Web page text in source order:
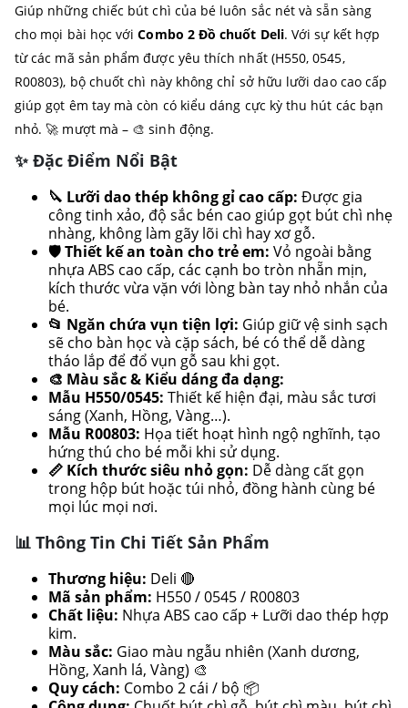
Giúp những chiếc bút chì của bé luôn sắc nét và sẵn sàng
cho mọi bài học vớiCombo 2 Đồ chuốt Deli. Với sự kết hợp
từ các mã sản phẩm được yêu thích nhất (H550, 0545,
R00803), bộ chuốt chì này không chỉ sở hữu lưỡi dao cao cấp
giúp gọt êm tay mà còn có kiểu dáng cực kỳ thu hút các bạn
nhỏ. 🚀 mượt mà – 🎨 sinh động.
✨ Đặc Điểm Nổi Bật
🔪 Lưỡi dao thép không gỉ cao cấp: Được gia
công tinh xảo, độ sắc bén cao giúp gọt bút chì nhẹ
nhàng, không làm gãy lõi chì hay xơ gỗ.
🛡️ Thiết kế an toàn cho trẻ em: Vỏ ngoài bằng
nhựa ABS cao cấp, các cạnh bo tròn nhẵn mịn,
kích thước vừa vặn với lòng bàn tay nhỏ nhắn của
bé.
📂 Ngăn chứa vụn tiện lợi: Giúp giữ vệ sinh sạch
sẽ cho bàn học và cặp sách, bé có thể dễ dàng
tháo lắp để đổ vụn gỗ sau khi gọt.
🎨 Màu sắc & Kiểu dáng đa dạng:
Mẫu H550/0545: Thiết kế hiện đại, màu sắc tươi
sáng (Xanh, Hồng, Vàng…).
Mẫu R00803: Họa tiết hoạt hình ngộ nghĩnh, tạo
hứng thú cho bé mỗi khi sử dụng.
📏 Kích thước siêu nhỏ gọn: Dễ dàng cất gọn
trong hộp bút hoặc túi nhỏ, đồng hành cùng bé
mọi lúc mọi nơi.
📊 Thông Tin Chi Tiết Sản Phẩm
Thương hiệu: Deli 🔴
Mã sản phẩm: H550 / 0545 / R00803
Chất liệu: Nhựa ABS cao cấp + Lưỡi dao thép hợp
kim.
Màu sắc: Giao màu ngẫu nhiên (Xanh dương,
Hồng, Xanh lá, Vàng) 🎨
Quy cách: Combo 2 cái / bộ 📦